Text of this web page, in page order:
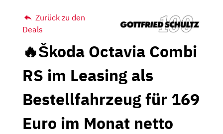
Zurück zu den
Deals
🔥Škoda Octavia Combi
RS im Leasing als
Bestellfahrzeug für 169
Euro im Monat netto